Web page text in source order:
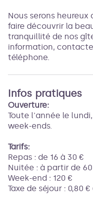
Nous serons
faire découvrir la
tranquillité de nos
information,
téléphone.
Infos pratiques
Ouverture:
Toute l'année le
week-ends.
Tarifs:
Repas : de 16 à 30 €
Nuitée : à partir de
Week-end : 120 €
Taxe de séjour : 0,80